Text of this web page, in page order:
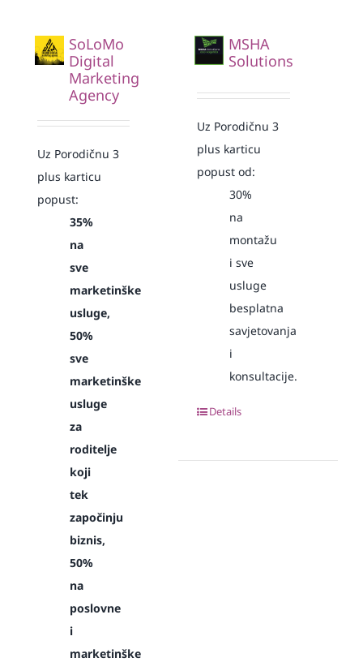
SoLoMo
Digital
Marketing
Agency
Uz Porodičnu 3
plus karticu
popust:
35%
na
sve
marketinške
usluge,
50%
sve
marketinške
usluge
za
roditelje
koji
tek
započinju
biznis,
50%
na
poslovne
i
marketinške
MSHA
Solutions
Uz Porodičnu 3
plus karticu
popust od:
30%
na
montažu
i sve
usluge
besplatna
savjetovanja
i
konsultacije.
Details